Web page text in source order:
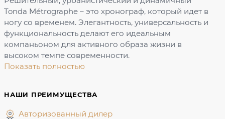
Tonda Métrographe – это хронограф, который идет в
ногу со временем. Элегантность, универсальность и
функциональность делают его идеальным
компаньоном для активного образа жизни в
высоком темпе современности.
Показать полностью
НАШИ ПРЕИМУЩЕСТВА
Авторизованный дилер